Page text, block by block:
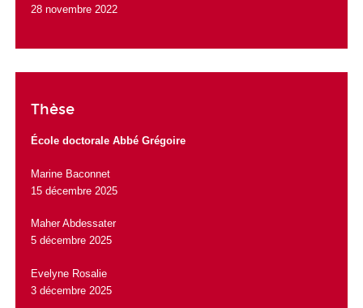
28 novembre 2022
Thèse
École doctorale Abbé Grégoire
Marine Baconnet
15 décembre 2025
Maher Abdessater
5 décembre 2025
Evelyne Rosalie
3 décembre 2025